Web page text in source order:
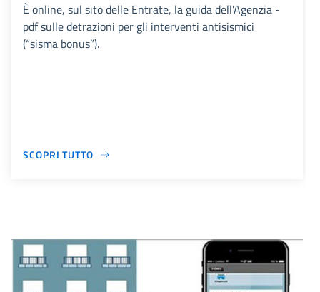
È online, sul sito delle Entrate, la guida dell’Agenzia -
pdf sulle detrazioni per gli interventi antisismici
(“sisma bonus”).
SCOPRI TUTTO